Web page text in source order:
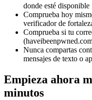
donde esté disponible
Comprueba hoy
verificador de
Comprueba si tu
Nunca compartas
mensajes de texto o
Empieza ahora
minutos